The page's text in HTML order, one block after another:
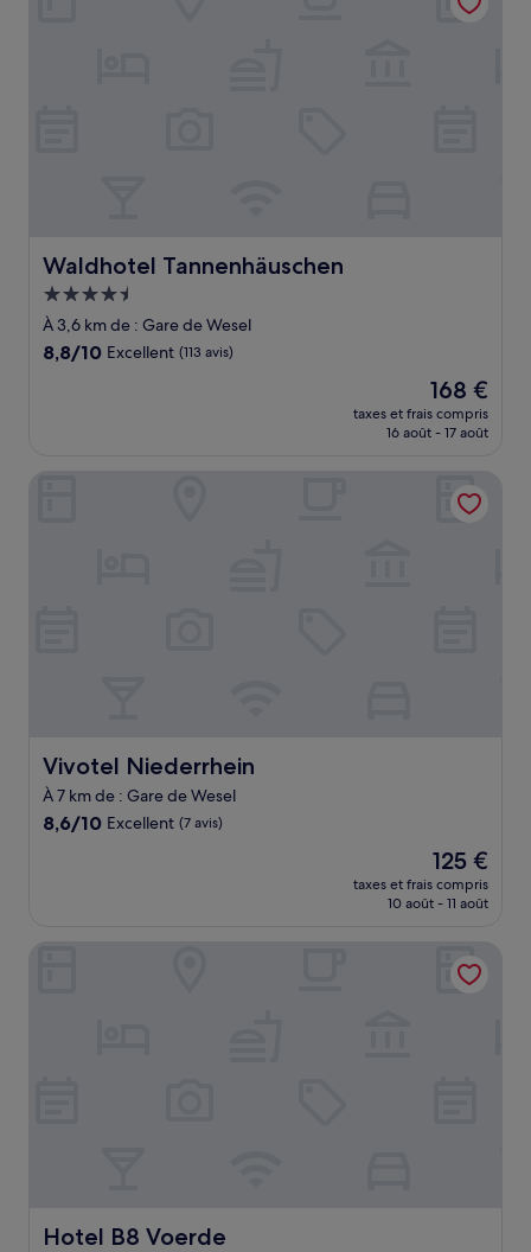
Waldhotel Tannenhäuschen
Waldhotel Tannenhäuschen
Hébergement
4.5 étoiles
À 3,6 km de : Gare de Wesel
8.8
8,8/10 Excellent (113 avis)
Le
nouveau
prix
de
168 €
168 €
taxes et frais compris
16 août - 17 août
Vivotel Niederrhein
Vivotel Niederrhein
À 7 km de : Gare de Wesel
8.6
8,6/10 Excellent (7 avis)
Le
nouveau
prix
de
125 €
125 €
taxes et frais compris
10 août - 11 août
Hotel B8 Voerde
Hotel B8 Voerde